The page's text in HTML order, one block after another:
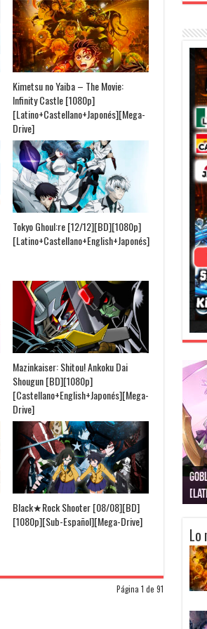
Kimetsu no Yaiba – The Movie:
Infinity Castle [1080p]
[Latino+Castellano+Japonés][Mega-
Drive]
Tokyo Ghoul:re [12/12][BD][1080p]
[Latino+Castellano+English+Japonés]
Mazinkaiser: Shitou! Ankoku Dai
Shougun [BD][1080p]
[Castellano+English+Japonés][Mega-
Drive]
Black★Rock Shooter [08/08][BD]
[1080p][Sub-Español][Mega-Drive]
Página 1 de 91
Lo